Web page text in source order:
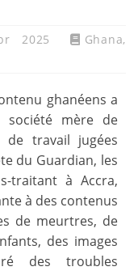
2025 Ghana,
ghanéens a
société mère de
de travail jugées
du Guardian, les
traitant à Accra,
à des contenus
de meurtres, de
des images
des troubles